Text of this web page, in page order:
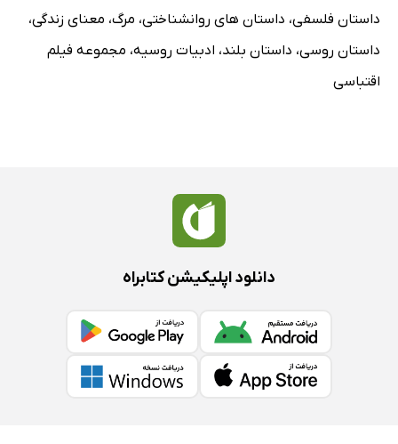
داستان فلسفی، داستان های روانشناختی، مرگ، معنای زندگی،
داستان روسی، داستان بلند، ادبیات روسیه، مجموعه فیلم
اقتباسی
دانلود اپلیکیشن کتابراه